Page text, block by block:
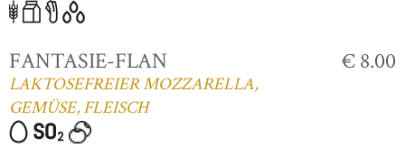
FANTASIE-FLAN
LAKTOSEFREIER MOZZARELLA,
GEMÜSE, FLEISCH
€ 8.00